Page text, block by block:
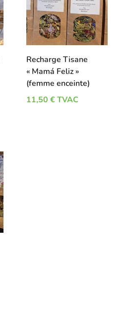
Recharge Tisane
« Mamá Feliz »
(femme enceinte)
11,50€TVAC